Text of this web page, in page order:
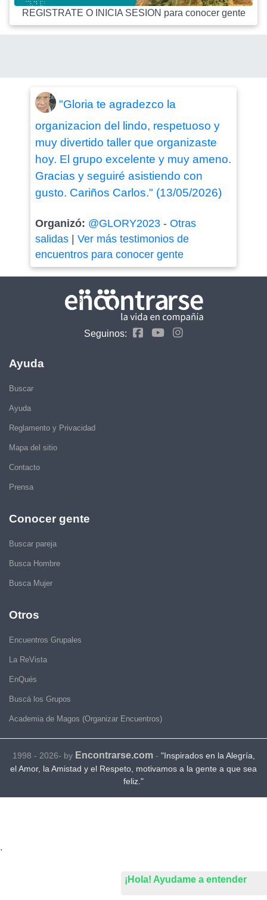
¡Hola! Ayudame a entender
REGISTRATE O INICIA SESION para conocer gente
"Gloria te agradezco la
organizacion del lindo, respetuoso y
muy divertido taller que organizaste
hoy. El grupo excelente y muy ameno.
Gracias y seguiré asistiendo con
gusto. Cariños Carlos." (13/05/2026)
Organizó: @GLORY2023- Otras
salidas| Ver más testimonios de
encuentros para conocer gente
Seguinos:
Ayuda
Buscar
Ayuda
Reglamento y Privacidad
Mapa del sitio
Contacto
Prensa
Conocer gente
Buscar pareja
Busca Hombre
Busca Mujer
Otros
Encuentros Grupales
La ReVista
EnQués
Buscá los Grupos
Academia de Magos (Organizar Encuentros)
1998 - 2026- by Encontrarse.com- "Inspirados en la Alegría,
el Amor, la Amistad y el Respeto, motivamos a la gente a que sea
feliz."
.